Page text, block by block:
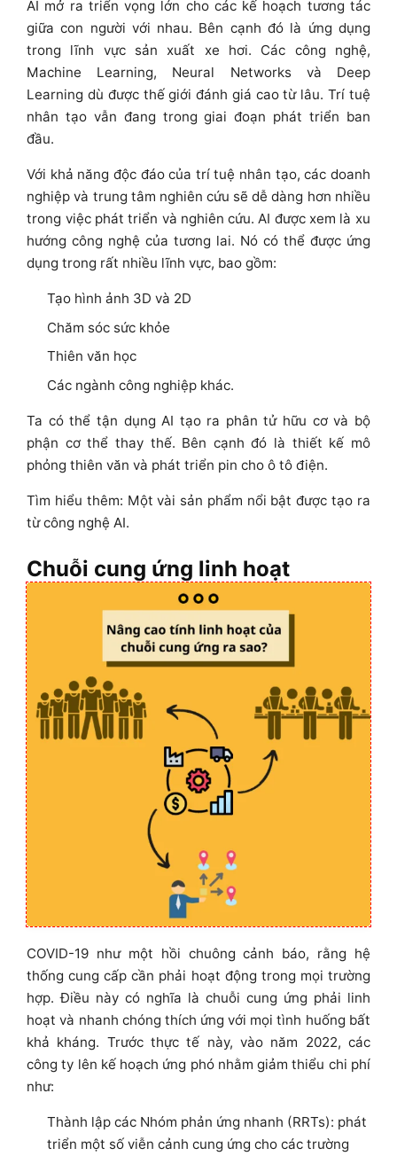
AI mở ra triển vọng lớn cho các kế hoạch tương tác
giữa con người với nhau. Bên cạnh đó là ứng dụng
trong lĩnh vực sản xuất xe hơi. Các công nghệ,
Machine Learning, Neural Networks và Deep
Learning dù được thế giới đánh giá cao từ lâu. Trí tuệ
nhân tạo vẫn đang trong giai đoạn phát triển ban
đầu.
Với khả năng độc đáo của trí tuệ nhân tạo, các doanh
nghiệp và trung tâm nghiên cứu sẽ dễ dàng hơn nhiều
trong việc phát triển và nghiên cứu. AI được xem là xu
hướng công nghệ của tương lai. Nó có thể được ứng
dụng trong rất nhiều lĩnh vực, bao gồm:
Tạo hình ảnh 3D và 2D
Chăm sóc sức khỏe
Thiên văn học
Các ngành công nghiệp khác.
Ta có thể tận dụng AI tạo ra phân tử hữu cơ và bộ
phận cơ thể thay thế. Bên cạnh đó là thiết kế mô
phỏng thiên văn và phát triển pin cho ô tô điện.
Tìm hiểu thêm: Một vài sản phẩm nổi bật được tạo ra
từ công nghệ AI.
Chuỗi cung ứng linh hoạt
COVID-19 như một hồi chuông cảnh báo, rằng hệ
thống cung cấp cần phải hoạt động trong mọi trường
hợp. Điều này có nghĩa là chuỗi cung ứng phải linh
hoạt và nhanh chóng thích ứng với mọi tình huống bất
khả kháng. Trước thực tế này, vào năm 2022, các
công ty lên kế hoạch ứng phó nhằm giảm thiểu chi phí
như:
Thành lập các Nhóm phản ứng nhanh (RRTs): phát
triển một số viễn cảnh cung ứng cho các trường